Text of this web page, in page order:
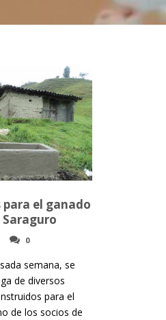
para el ganado
0
semana, se
de diversos
para el
de los socios de